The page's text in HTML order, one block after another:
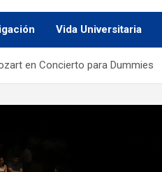
Vida Universitaria
en Concierto para Dummies